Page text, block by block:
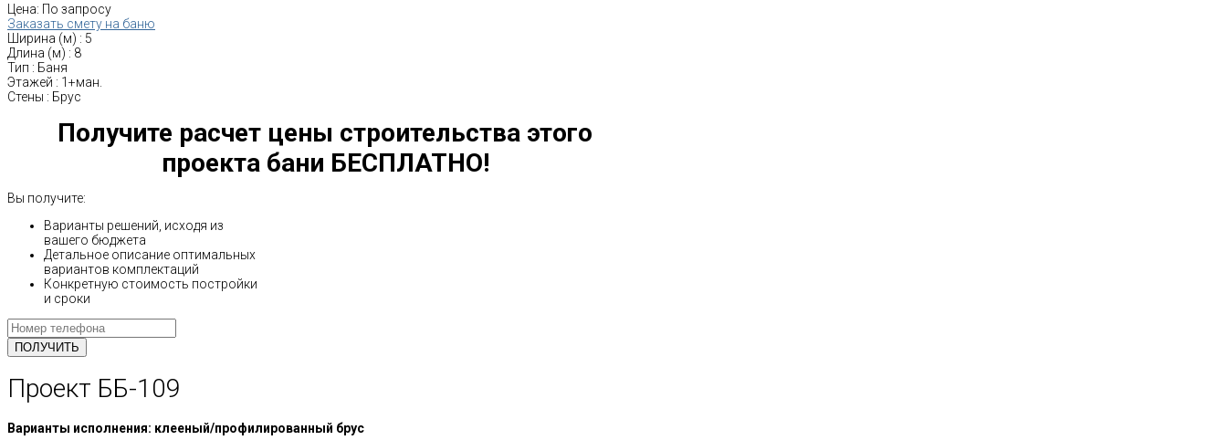
Цена: По запросу
Заказать смету на баню
Ширина (м) : 5
Длина (м) : 8
Тип : Баня
Этажей : 1+ман.
Стены : Брус
Получите расчет цены строительства этого
проекта бани БЕСПЛАТНО!
Вы получите:
Варианты решений, исходя из
вашего бюджета
Детальное описание оптимальных
вариантов комплектаций
Конкретную стоимость постройки
и сроки
Проект ББ-109
Варианты исполнения: клееный/профилированный брус